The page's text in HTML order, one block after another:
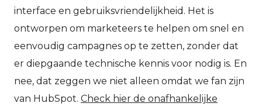
interface en gebruiksvriendelijkheid. Het is
ontworpen om marketeers te helpen om snel en
eenvoudig campagnes op te zetten, zonder dat
er diepgaande technische kennis voor nodig is. En
nee, dat zeggen we niet alleen omdat we fan zijn
van HubSpot. Check hier de onafhankelijke